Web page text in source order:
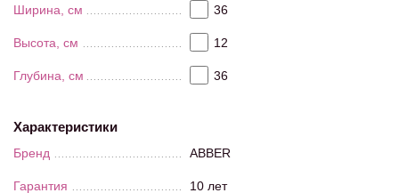
Ширина, см 36
Высота, см 12
Глубина, см 36
Характеристики
Бренд ABBER
Гарантия 10 лет